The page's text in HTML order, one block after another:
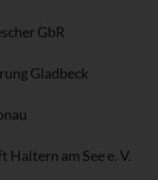
GbR
Gladbeck
am See e. V.